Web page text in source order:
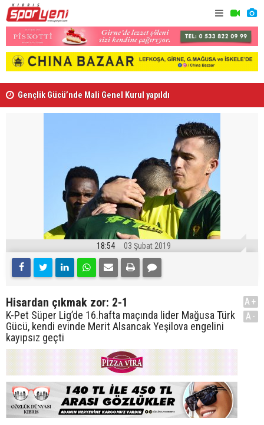
Gençlik Gücü’nde Mali Genel Kurul yapıldı
18:54 03 Şubat 2019
Hisardan çıkmak zor: 2-1
K-Pet Süper Lig’de 16.hafta maçında lider Mağusa Türk
Gücü, kendi evinde Merit Alsancak Yeşilova engelini
kayıpsız geçti
A+
A-